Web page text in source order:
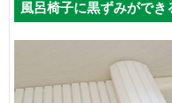
風呂椅子に黒ずみができ